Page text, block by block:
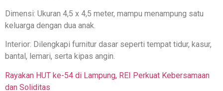
Dimensi: Ukuran 4,5 x 4,5 meter, mampu menampung satu
keluarga dengan dua anak.
Interior: Dilengkapi furnitur dasar seperti tempat tidur, kasur,
bantal, lemari, serta kipas angin.
Rayakan HUT ke-54 di Lampung, REI Perkuat Kebersamaan
dan Soliditas